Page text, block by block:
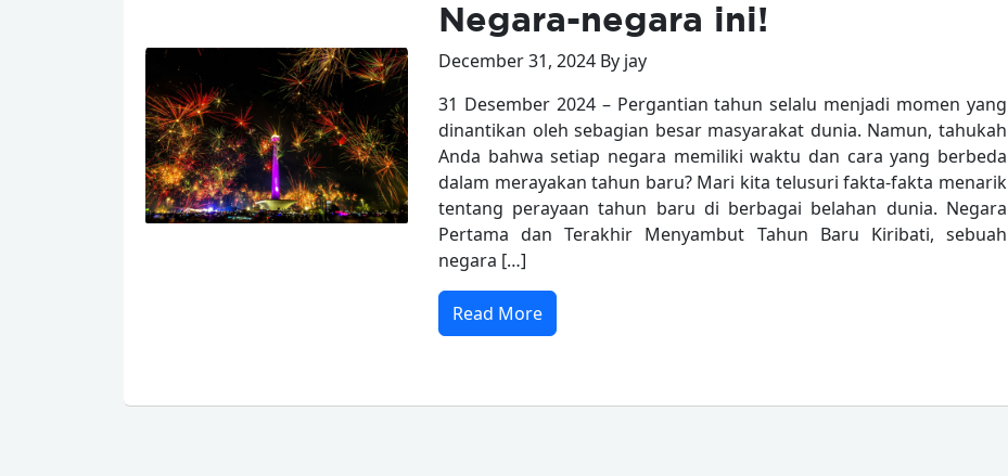
Negara-negara ini!
December 31, 2024 By jay
31 Desember 2024 – Pergantian tahun selalu menjadi momen yang
dinantikan oleh sebagian besar masyarakat dunia. Namun, tahukah
Anda bahwa setiap negara memiliki waktu dan cara yang berbeda
dalam merayakan tahun baru? Mari kita telusuri fakta-fakta menarik
tentang perayaan tahun baru di berbagai belahan dunia. Negara
Pertama dan Terakhir Menyambut Tahun Baru Kiribati, sebuah
negara […]
Read More